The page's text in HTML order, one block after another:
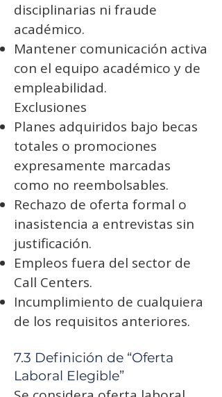
disciplinarias ni fraude
académico.
Mantener comunicación activa
con el equipo académico y de
empleabilidad.
Exclusiones
Planes adquiridos bajo becas
totales o promociones
expresamente marcadas
como no reembolsables.
Rechazo de oferta formal o
inasistencia a entrevistas sin
justificación.
Empleos fuera del sector de
Call Centers.
Incumplimiento de cualquiera
de los requisitos anteriores.
7.3 Definición de “Oferta
Laboral Elegible”